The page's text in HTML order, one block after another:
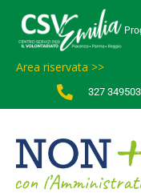
Area riservata >>
327